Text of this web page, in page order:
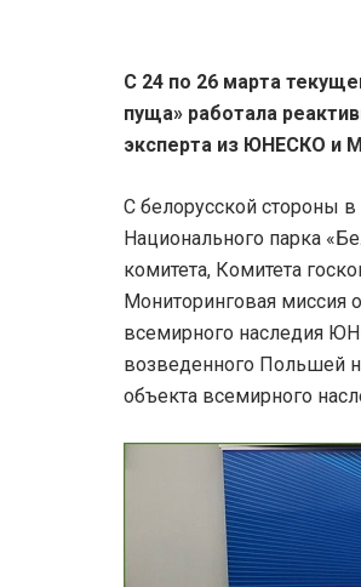
С 24 по 26 марта
пуща» работала
эксперта из ЮНЕСКО и
С белорусской стороны
Национального парка
комитета, Комитета
Мониторинговая миссия
всемирного наследия
возведенного Польшей
объекта всемирного